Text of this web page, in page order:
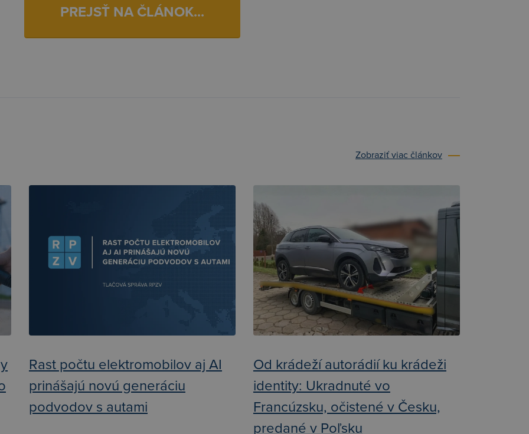
PREJSŤ NA ČLÁNOK...
Zobraziť viac článkov
Rast počtu elektromobilov aj AI
prinášajú novú generáciu
podvodov s autami
Od krádeží autorádií ku krádeži
identity: Ukradnuté vo
Francúzsku, očistené v Česku,
predané v Poľsku